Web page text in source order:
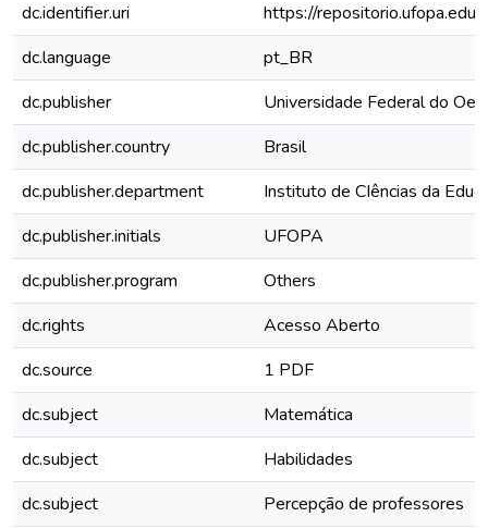
dc.identifier.uri
https://
dc.language
pt_BR
dc.publisher
Universidade Federal do
dc.publisher.country
Brasil
dc.publisher.department
Instituto de CIências da
dc.publisher.initials
UFOPA
dc.publisher.program
Others
dc.rights
Acesso Aberto
dc.source
1 PDF
dc.subject
Matemática
dc.subject
Habilidades
dc.subject
Percepção de professores